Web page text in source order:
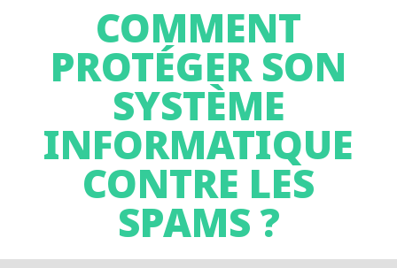
COMMENT
PROTÉGER SON
SYSTÈME
INFORMATIQUE
CONTRE LES
SPAMS ?